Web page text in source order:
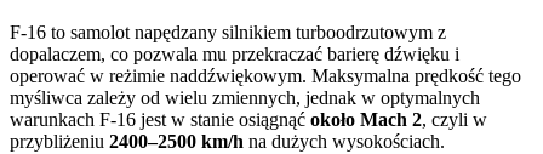
F-16 to samolot napędzany silnikiem turboodrzutowym z
dopalaczem, co pozwala mu przekraczać barierę dźwięku i
operować w reżimie naddźwiękowym. Maksymalna prędkość tego
myśliwca zależy od wielu zmiennych, jednak w optymalnych
warunkach F-16 jest w stanie osiągnąć około Mach 2, czyli w
przybliżeniu 2400–2500 km/h na dużych wysokościach.